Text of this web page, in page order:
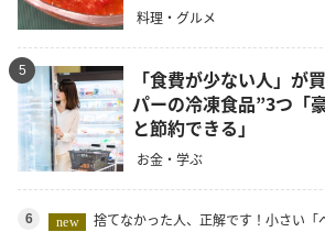
料理・グルメ
5
「食費が少ない人」が
パーの冷凍食品”3つ「
と節約できる」
お金・学ぶ
6 new
捨てなかった人、正解です！小さい「